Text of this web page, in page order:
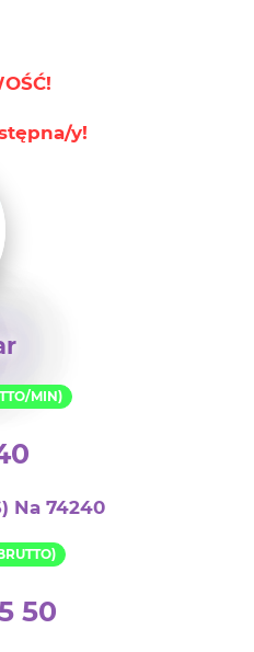
y!
MIN)
Na 74240
50